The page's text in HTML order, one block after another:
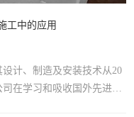
工中的应用
计、制造及安装技术从20
在学习和吸收国外先进技